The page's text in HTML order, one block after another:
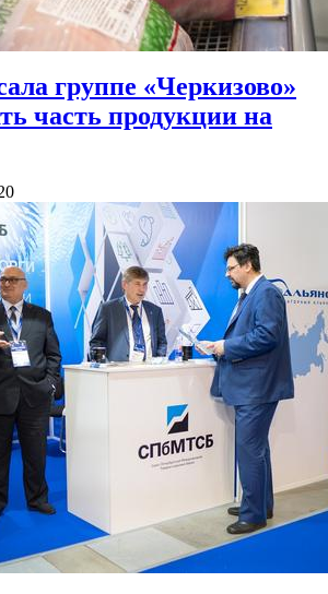
группе «Черкизово»
часть продукции на